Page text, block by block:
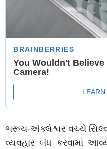
ભરૂચ-અંક્લેશ્વર વચ્ચે
વ્યવહાર બંધ કરવામાં